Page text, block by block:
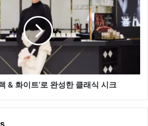
& 화이트’로 완성한 클래식 시크